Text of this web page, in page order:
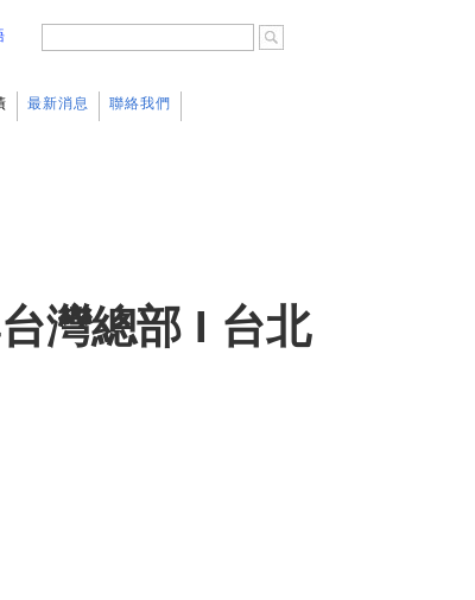
最新消息 聯絡我們
灣總部 I 台北